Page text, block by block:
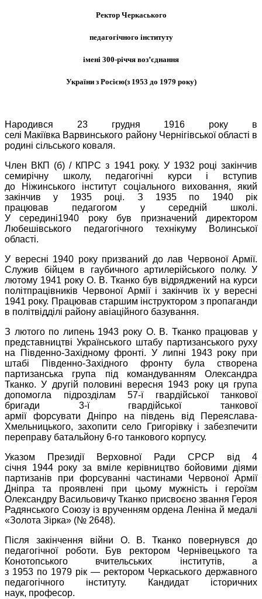
Ректор Черкаського
педагогічного інституту
імені 300-річчя воз’єднання
України з Росією(з 1953 до 1979 року)
Народився 23 грудня 1916 року в
селі Макіївка Варвинського району Чернігівської області в
родині сільського коваля.
Член ВКП (б) / КПРС з 1941 року. У 1932 році закінчив
семирічну школу, педагогічні курси і вступив
до Ніжинського інститут соціального виховання, який
закінчив у 1935 році. З 1935 по 1940 рік
працював педагогом у середній школі.
У середині1940 року був призначений директором
Любешівського педагогічного технікуму Волинської
області.
У вересні 1940 року призваний до лав Червоної Армії.
Служив бійцем в гаубичного артилерійського полку. У
лютому 1941 року О. В. Тканко був відряджений на курси
політпрацівників Червоної Армії і закінчив їх у вересні
1941 року. Працював старшим інструктором з пропаганди
в політвідділі району авіаційного базування.
З лютого по липень 1943 року О. В. Тканко працював у
представництві Українського штабу партизанського руху
на Південно-Західному фронті. У липні 1943 року при
штабі Південно-Західного фронту була створена
партизанська група під командуванням Олександра
Тканко. У другій половині вересня 1943 року ця група
допомогла підрозділам 57-ї гвардійської танкової
бригади 3-ї гвардійської танкової
армії форсувати Дніпро на південь від Переяслава-
Хмельницького, захопити село Григорівку і забезпечити
переправу батальйону 6-го танкового корпусу.
Указом Президії Верховної Ради СРСР від 4
січня 1944 року за вміле керівництво бойовими діями
партизанів при форсуванні частинами Червоної Армії
Дніпра та проявлені при цьому мужність і героїзм
Олександру Васильовичу Тканко присвоєно звання Героя
Радянського Союзу із врученням ордена Леніна й медалі
«Золота Зірка» (№ 2648).
Після закінчення війни О. В. Тканко повернувся до
педагогічної роботи. Був ректором Чернівецького та
Конотопського вчительських інститутів, а
з 1953 по 1979 рік — ректором Черкаського державного
педагогічного інституту. Кандидат історичних
наук, професор.